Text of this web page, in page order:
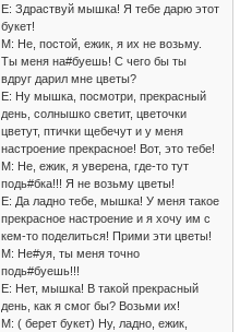
Е: Здраствуй мышка! Я тебе дарю этот
букет!
М: Не, постой, ежик, я их не возьму.
Ты меня на#буешь! С чего бы ты
вдруг дарил мне цветы?
Е: Ну мышка, посмотри, прекрасный
день, солнышко светит, цветочки
цветут, птички щебечут и у меня
настроение прекрасное! Вот, это тебе!
М: Не, ежик, я уверена, где-то тут
подь#бка!!! Я не возьму цветы!
Е: Да ладно тебе, мышка! У меня такое
прекрасное настроение и я хочу им с
кем-то поделиться! Прими эти цветы!
М: Не#уя, ты меня точно
подь#буешь!!!
Е: Нет, мышка! В такой прекрасный
день, как я смог бы? Возьми их!
М: ( берет букет) Ну, ладно, ежик,